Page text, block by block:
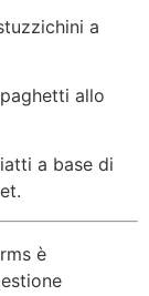
a
allo
a base di
è